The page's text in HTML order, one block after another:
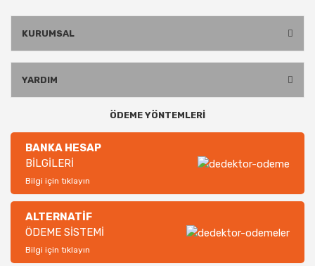
KURUMSAL
YARDIM
ÖDEME YÖNTEMLERİ
BANKA HESAP
BİLGİLERİ
Bilgi için tıklayın
ALTERNATİF
ÖDEME SİSTEMİ
Bilgi için tıklayın